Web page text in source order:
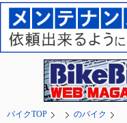
バイクTOP のバイク